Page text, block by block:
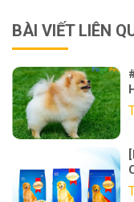
BÀI VIẾT LIÊN